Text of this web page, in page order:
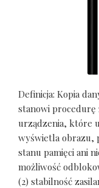
Definicja: Kopia
stanowi procedurę
urządzenia, które
wyświetla obrazu,
stanu pamięci ani
możliwość
(2) stabilność